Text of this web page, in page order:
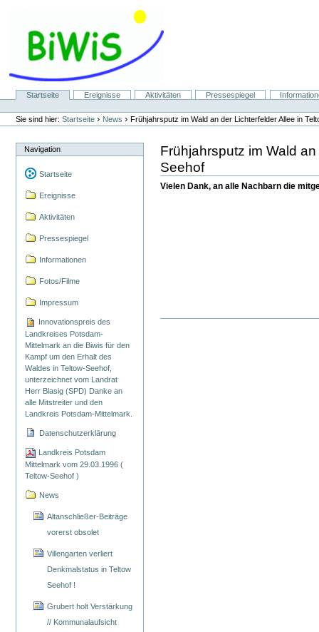
Navigation
SektionenStartseite Ereignisse Aktivitäten Pressespiegel
Benutzerspezifische
Werkzeuge
Sie sind hier: Startseite › News ›Frühjahrsputz im Wald an der Lichterfelder Allee in
Navigation
Startseite
Ereignisse
Aktivitäten
Pressespiegel
Informationen
Fotos/Filme
Impressum
Innovationspreis des
Landkreises Potsdam-
Mittelmark an die Biwis für den
Kampf um den Erhalt des
Waldes in Teltow-Seehof,
unterzeichnet vom Landrat
Herr Blasig (SPD) Danke an
alle Mitstreiter und den
Landkreis Potsdam-Mittelmark.
Datenschutzerklärung
Landkreis Potsdam
Mittelmark vom 29.03.1996 (
Teltow-Seehof )
News
Altanschließer-Beiträge
vorerst obsolet
Villengarten verliert
Denkmalstatus in Teltow
Seehof !
Grubert holt Verstärkung
// Kommunalaufsicht
Frühjahrsputz im Wald
Seehof
Vielen Dank, an alle Nachbarn die